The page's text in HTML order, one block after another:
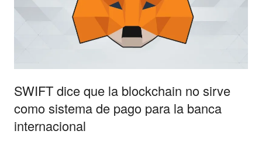
SWIFT dice que la blockchain no sirve
como sistema de pago para la banca
internacional